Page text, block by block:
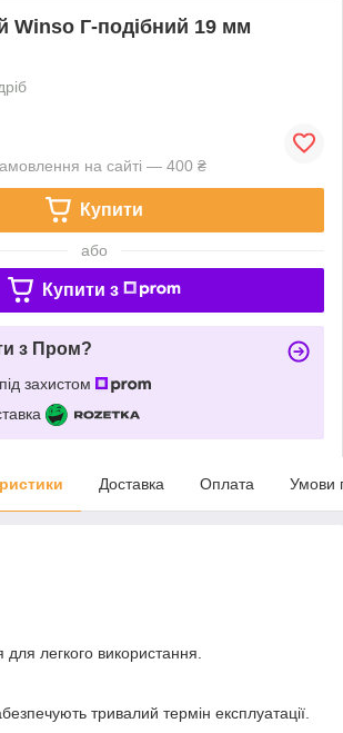
Winso Г-подібний 19 мм
на сайті — 400 ₴
Купити
або
Купити з
з Пром?
захистом
Доставка Оплата Умови
для легкого використання.
тривалий термін експлуатації.